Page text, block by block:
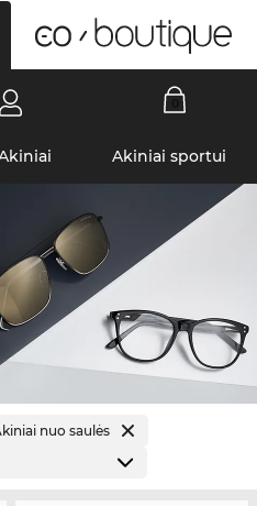
Akiniai sportui
nuo saulės